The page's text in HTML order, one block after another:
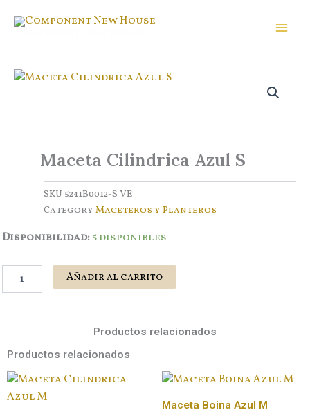
Maceta Cilindrica Azul S
SKU 5241B0012-S VE
Category Maceteros y Planteros
Disponibilidad: 5 disponibles
Maceta
Azul
cantidad
Añadir al carrito
Productos relacionados
Productos relacionados
Maceta Boina Azul M